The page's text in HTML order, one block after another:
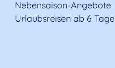
Nebensaison-Angebote
Urlaubsreisen ab 6 Tage